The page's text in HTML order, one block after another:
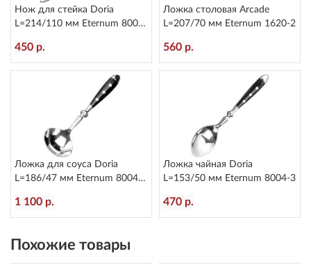
Нож для стейка Doria
L=214/110 мм Eternum 8004-
450 р.
Ложка столовая Arcade
L=207/70 мм Eternum 1620-2
560 р.
Ложка для соуса Doria
L=186/47 мм Eternum 8004-
1 100 р.
Ложка чайная Doria
L=153/50 мм Eternum 8004-3
470 р.
Похожие товары